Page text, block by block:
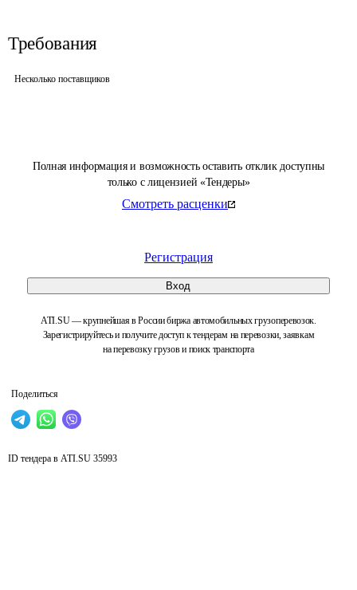
Полная информация и возможность оставить отклик доступны
только с лицензией «Тендеры»
Смотреть расценки
Регистрация
Вход
ATI.SU — крупнейшая в России биржа автомобильных грузоперевозок.
Зарегистрируйтесь и получите доступ к тендерам на перевозки, заявкам
на перевозку грузов и поиск транспорта
Поделиться
Требования
Несколько поставщиков
ID тендера в ATI.SU 35993